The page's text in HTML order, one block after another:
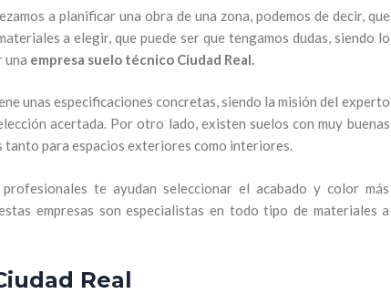
a planificar una obra de una zona, podemos de decir, que
a elegir, que puede ser que tengamos dudas, siendo lo
una empresa suelo técnico Ciudad Real.
unas especificaciones concretas, siendo la misión del experto
acertada. Por otro lado, existen suelos con muy buenas
tanto para espacios exteriores como interiores.
te ayudan seleccionar el acabado y color más
empresas son especialistas en todo tipo de materiales a
Real